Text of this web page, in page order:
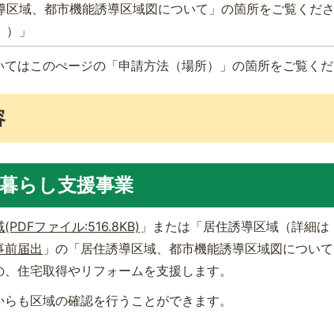
区域、都市機能誘導区域図について」の箇所をご覧くださ
）」
はこのぺージの「申請方法（場所）」の箇所をご覧くだ
らし支援事業
(PDFファイル:516.8KB) 」または「居住誘導区域（詳細は
前届出 」の「居住誘導区域、都市機能誘導区域図につい
住宅取得やリフォームを支援します。
も区域の確認を行うことができます。